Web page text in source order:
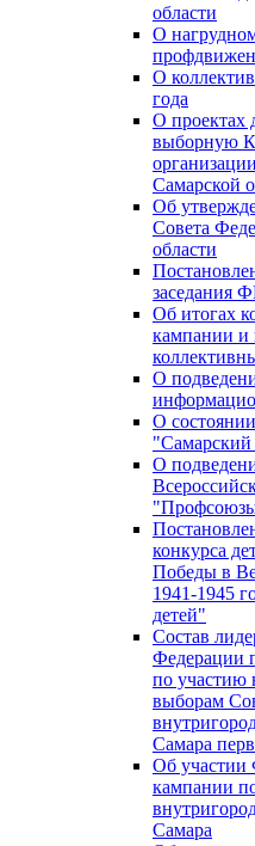
области
О
О
года
О проектах
выборную
Самарской
Об
Совета
области
заседания
Об итогах
кампании и
О
О
О
конкурса
Победы в
1941-1945
детей"
Состав
Федерации
по участию
выборам
Самара
Об
кампании
Самара